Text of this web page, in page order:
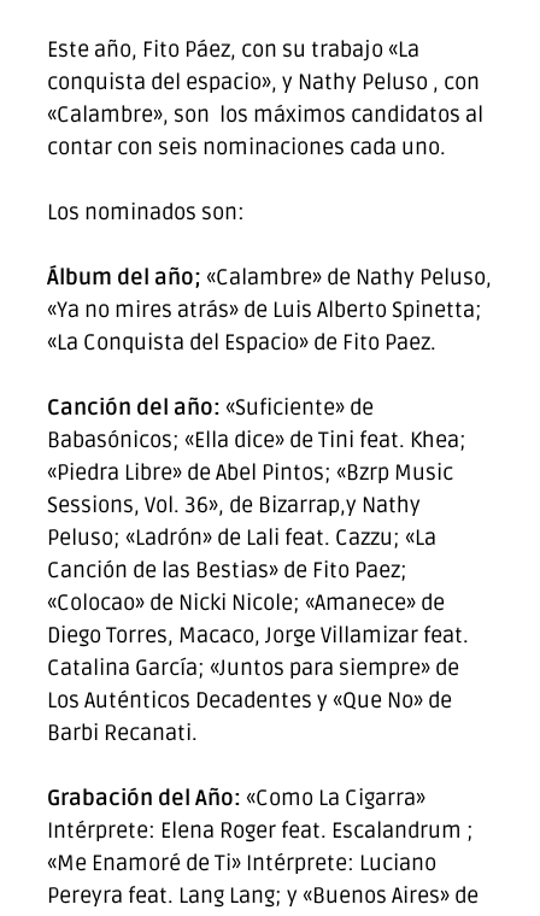
Este año, Fito Páez, con su trabajo «La
conquista del espacio», y Nathy Peluso , con
«Calambre», son los máximos candidatos al
contar con seis nominaciones cada uno.
Los nominados son:
Álbum del año; «Calambre» de Nathy Peluso,
«Ya no mires atrás» de Luis Alberto Spinetta;
«La Conquista del Espacio» de Fito Paez.
Canción del año: «Suficiente» de
Babasónicos; «Ella dice» de Tini feat. Khea;
«Piedra Libre» de Abel Pintos; «Bzrp Music
Sessions, Vol. 36», de Bizarrap,y Nathy
Peluso; «Ladrón» de Lali feat. Cazzu; «La
Canción de las Bestias» de Fito Paez;
«Colocao» de Nicki Nicole; «Amanece» de
Diego Torres, Macaco, Jorge Villamizar feat.
Catalina García; «Juntos para siempre» de
Los Auténticos Decadentes y «Que No» de
Barbi Recanati.
Grabación del Año: «Como La Cigarra»
Intérprete: Elena Roger feat. Escalandrum ;
«Me Enamoré de Ti» Intérprete: Luciano
Pereyra feat. Lang Lang; y «Buenos Aires» de